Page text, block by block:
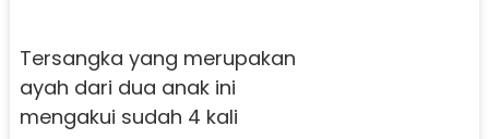
Tersangka yang merupakan
ayah dari dua anak ini
mengakui sudah 4 kali